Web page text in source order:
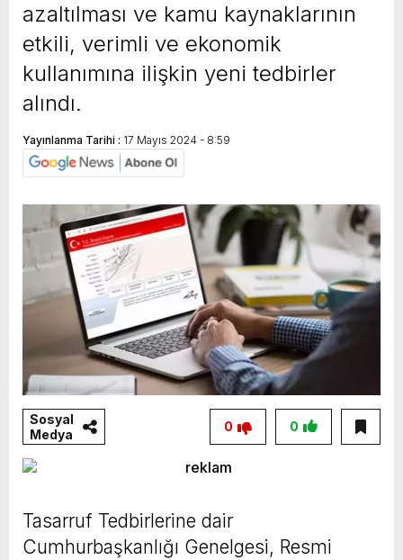
azaltılması ve kamu kaynaklarının
etkili, verimli ve ekonomik
kullanımına ilişkin yeni tedbirler
alındı.
Yayınlanma Tarihi : 17 Mayıs 2024 - 8:59
Sosyal
Medya
0
0
Tasarruf Tedbirlerine dair
Cumhurbaşkanlığı Genelgesi, Resmi